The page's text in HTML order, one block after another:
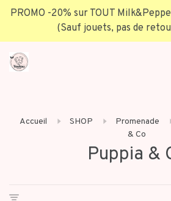
PROMO -20% sur TOUT
(Sauf jouets, pas de
Accueil SHOP Promenade
& Co
Puppia &